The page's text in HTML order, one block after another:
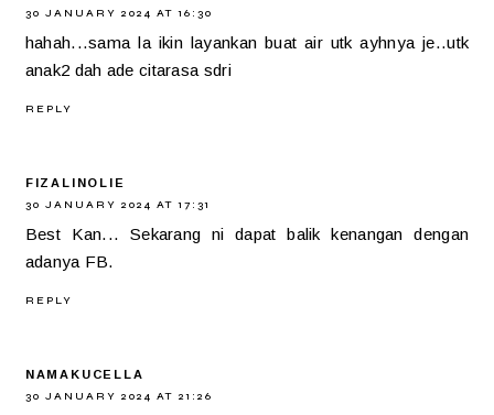
30 JANUARY 2024 AT 16:30
hahah...sama la ikin layankan buat air utk ayhnya je..utk
anak2 dah ade citarasa sdri
REPLY
FIZALINOLIE
30 JANUARY 2024 AT 17:31
Best Kan... Sekarang ni dapat balik kenangan dengan
adanya FB.
REPLY
NAMAKUCELLA
30 JANUARY 2024 AT 21:26